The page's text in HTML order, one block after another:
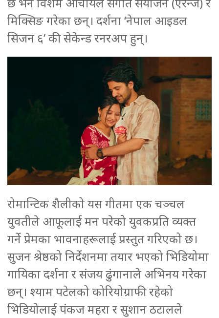
मिक्सिङ गरेका छन्। दर्शना ‘नेपाल आइडल
सिजन ६’ की सेकेन्ड रनरअप हुन्।
रोमान्टिक शैलीको यस गीतमा एक चञ्चल
युवतीले आफूलाई मन परेको युवकप्रति व्यक्त
गर्ने प्रेमका भावनाहरूलाई प्रस्तुत गरिएको छ।
सुजन श्रेष्ठको निर्देशनमा तयार भएको भिडियोमा
गायिका दर्शना र संजय ढुंगानाले अभिनय गरेका
छन्। श्याम पटेलको कोरियोग्राफी रहेको
भिडियोलाई पंकज महरा र सुशान ठटालले